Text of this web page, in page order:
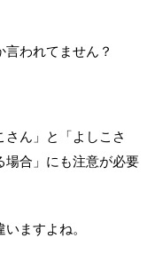
われてません？
ん」と「よしこさ
場合」にも注意が必要
ますよね。